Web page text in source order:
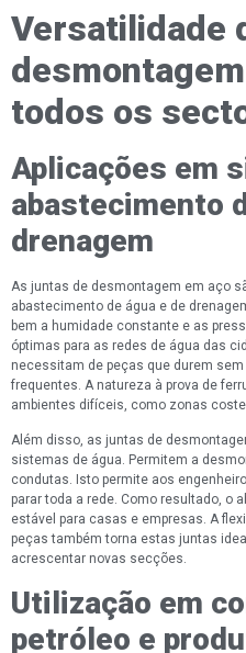
Versatilidade
todos os
Aplicações em
abastecimento
drenagem
As juntas de desmontagem em aço
abastecimento de água e de
bem a humidade constante e as
óptimas para as redes de água das
necessitam de peças que durem
frequentes. A natureza à prova de
ambientes difíceis, como zonas
Além disso, as juntas de
sistemas de água. Permitem a
condutas. Isto permite aos
parar toda a rede. Como resultado, o
estável para casas e empresas. A
peças também torna estas juntas
acrescentar novas secções.
Utilização em
petróleo e